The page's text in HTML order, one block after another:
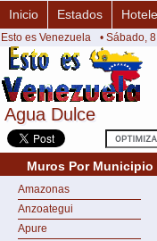
Agua Dulce
Agua Dulce
Inicio Estados
Esto es Venezuela • Sábado,
Muros Por Municipio
Amazonas
Anzoategui
Apure